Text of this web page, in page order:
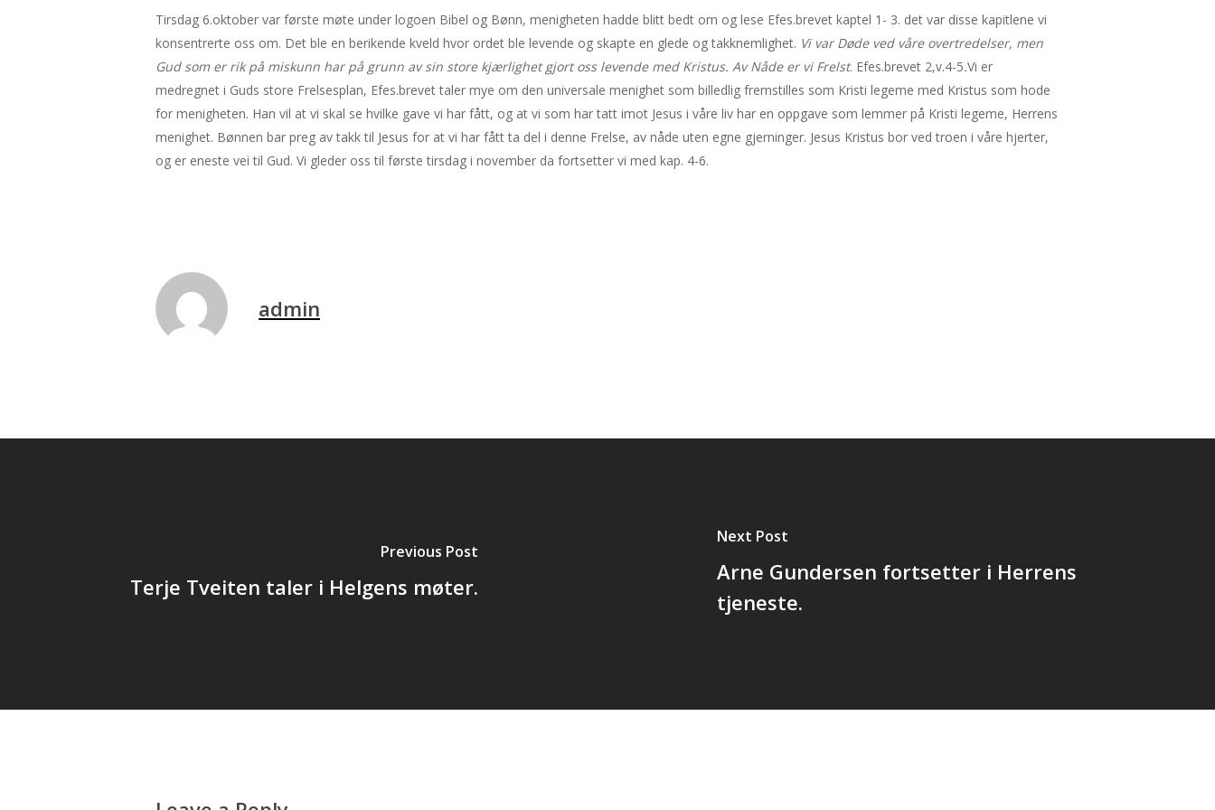
Tirsdag 6.oktober var første møte under logoen Bibel og Bønn, menigheten hadde blitt bedt om og lese Efes.brevet kaptel 1- 3. det var disse kapitlene vi
konsentrerte oss om. Det ble en berikende kveld hvor ordet ble levende og skapte en glede og takknemlighet. Vi var Døde ved våre overtredelser, men
Gud som er rik på miskunn har på grunn av sin store kjærlighet gjort oss levende med Kristus. Av Nåde er vi Frelst. Efes.brevet 2,v.4-5.Vi er
medregnet i Guds store Frelsesplan, Efes.brevet taler mye om den universale menighet som billedlig fremstilles som Kristi legeme med Kristus som hode
for menigheten. Han vil at vi skal se hvilke gave vi har fått, og at vi som har tatt imot Jesus i våre liv har en oppgave som lemmer på Kristi legeme, Herrens
menighet. Bønnen bar preg av takk til Jesus for at vi har fått ta del i denne Frelse, av nåde uten egne gjerninger. Jesus Kristus bor ved troen i våre hjerter,
og er eneste vei til Gud. Vi gleder oss til første tirsdag i november da fortsetter vi med kap. 4-6.
admin
Previous Post
Terje Tveiten taler i Helgens møter.
Next Post
Arne Gundersen fortsetter i Herrens
tjeneste.